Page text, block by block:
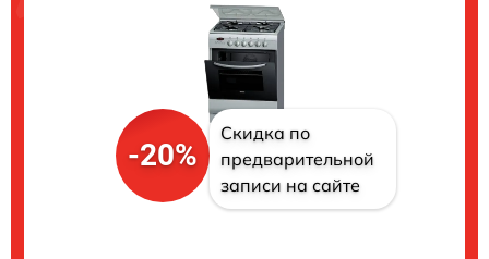
-20%
Скидка по
предварительной
записи на сайте